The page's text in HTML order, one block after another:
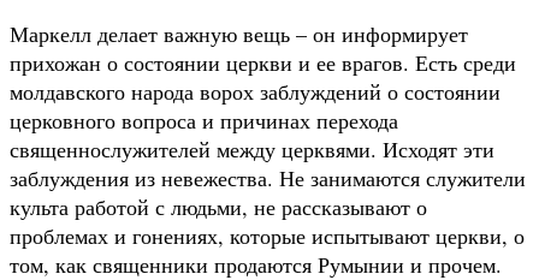
Маркелл делает важную вещь – он информирует
прихожан о состоянии церкви и ее врагов. Есть среди
молдавского народа ворох заблуждений о состоянии
церковного вопроса и причинах перехода
священнослужителей между церквями. Исходят эти
заблуждения из невежества. Не занимаются служители
культа работой с людьми, не рассказывают о
проблемах и гонениях, которые испытывают церкви, о
том, как священники продаются Румынии и прочем.